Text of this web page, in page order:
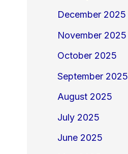
December 2025
November 2025
October 2025
September 2025
August 2025
July 2025
June 2025